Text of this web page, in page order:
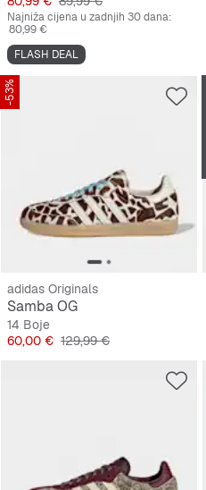
Najniža cijena u zadnjih 30 dana:
80,99 €
FLASH DEAL
-53%
adidas Originals
Samba OG
14 Boje
Cijena
60,00 € Originalna cijena
129,99 €